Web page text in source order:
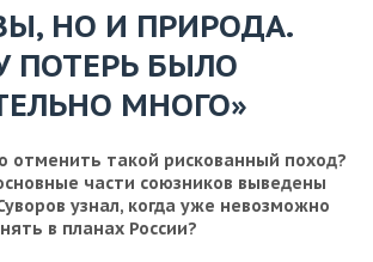
НО И ПРИРОДА.
ПОТЕРЬ БЫЛО
МНОГО»
отменить такой рискованный поход?
части союзников выведены
узнал, когда уже невозможно
в планах России?